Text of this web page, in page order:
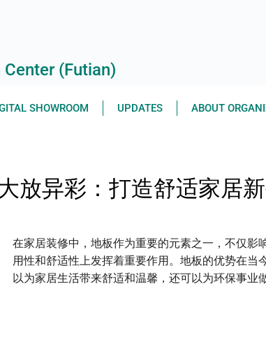
(Futian)
SHOWROOM UPDATES ABOUT
放异彩：打造舒适家居
在家居装修中，地板作为重要的元素之一，不仅影
用性和舒适性上发挥着重要作用。地板的优势在当
以为家居生活带来舒适和温馨，还可以为环保事业